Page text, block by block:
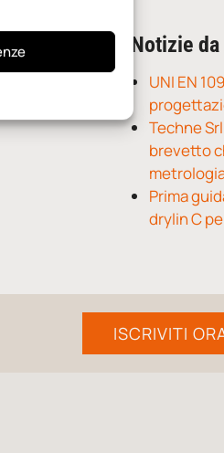
Notizie
UNI EN
Techne
brevetto
Prima
drylin C
ISCRIVITI